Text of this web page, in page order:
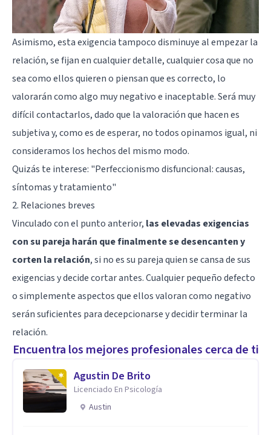
Asimismo, esta exigencia tampoco disminuye al empezar la
relación, se fijan en cualquier detalle, cualquier cosa que no
sea como ellos quieren o piensan que es correcto, lo
valorarán como algo muy negativo e inaceptable. Será muy
difícil contactarlos, dado que la valoración que hacen es
subjetiva y, como es de esperar, no todos opinamos igual, ni
consideramos los hechos del mismo modo.
Quizás te interese: "Perfeccionismo disfuncional: causas,
síntomas y tratamiento"
2. Relaciones breves
Vinculado con el punto anterior, las elevadas exigencias
con su pareja harán que finalmente se desencanten y
corten la relación, si no es su pareja quien se cansa de sus
exigencias y decide cortar antes. Cualquier pequeño defecto
o simplemente aspectos que ellos valoran como negativo
serán suficientes para decepcionarse y decidir terminar la
relación.
Encuentra los mejores profesionales cerca de ti
Agustin De Brito
Licenciado En Psicología
Austin